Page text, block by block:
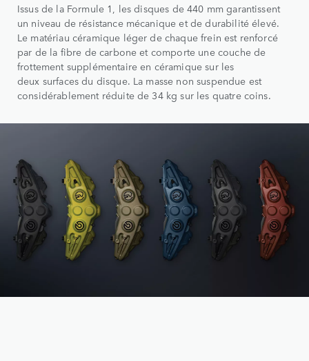
Issus de la Formule 1, les disques de 440 mm garantissent
un niveau de résistance mécanique et de durabilité élevé.
Le matériau céramique léger de chaque frein est renforcé
par de la fibre de carbone et comporte une couche de
frottement supplémentaire en céramique sur les
deux surfaces du disque. La masse non suspendue est
considérablement réduite de 34 kg sur les quatre coins.